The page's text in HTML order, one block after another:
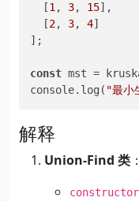
[1 , 3, 15],
[2, 3, 4]
];
const mst =
console.log( "最小
解释
Union-Find 类 ：
constructor